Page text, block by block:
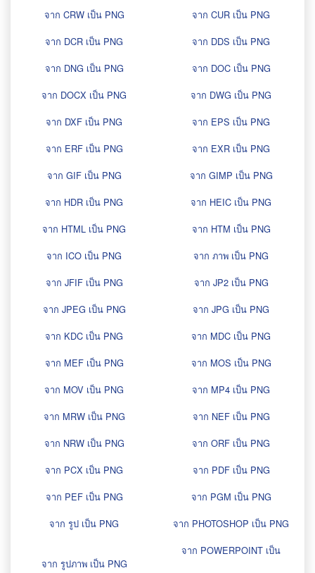
จาก CRW เป็น PNG
จาก CUR เป็น PNG
จาก DCR เป็น PNG
จาก DDS เป็น PNG
จาก DNG เป็น PNG
จาก DOC เป็น PNG
จาก DOCX เป็น PNG
จาก DWG เป็น PNG
จาก DXF เป็น PNG
จาก EPS เป็น PNG
จาก ERF เป็น PNG
จาก EXR เป็น PNG
จาก GIF เป็น PNG
จาก GIMP เป็น PNG
จาก HDR เป็น PNG
จาก HEIC เป็น PNG
จาก HTML เป็น PNG
จาก HTM เป็น PNG
จาก ICO เป็น PNG
จาก ภาพ เป็น PNG
จาก JFIF เป็น PNG
จาก JP2 เป็น PNG
จาก JPEG เป็น PNG
จาก JPG เป็น PNG
จาก KDC เป็น PNG
จาก MDC เป็น PNG
จาก MEF เป็น PNG
จาก MOS เป็น PNG
จาก MOV เป็น PNG
จาก MP4 เป็น PNG
จาก MRW เป็น PNG
จาก NEF เป็น PNG
จาก NRW เป็น PNG
จาก ORF เป็น PNG
จาก PCX เป็น PNG
จาก PDF เป็น PNG
จาก PEF เป็น PNG
จาก PGM เป็น PNG
จาก รูป เป็น PNG
จาก PHOTOSHOP เป็น PNG
จาก รูปภาพ เป็น PNG
จาก POWERPOINT เป็น